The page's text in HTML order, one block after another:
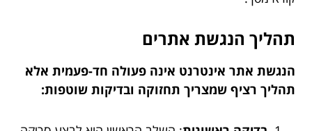
תהליך הנגשת אתרים
הנגשת אתר אינטרנט אינה פעולה חד-פעמית אלא
תהליך רציף שמצריך תחזוקה ובדיקות שוטפות: